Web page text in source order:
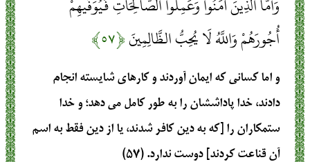
أُجُورَهُمْ وَاللَّهُ لَا يُحِبُّ الظَّالِمِينَ﴿۵۷﴾
و اما کسانی که ایمان آوردند و کارهای شایسته انجام
دادند، خدا پاداششان را به طور کامل می دهد؛ و خدا
ستمکاران را [که به دین کافر شدند، یا از دین فقط به اسم
آن قناعت کردند] دوست ندارد. (۵۷)